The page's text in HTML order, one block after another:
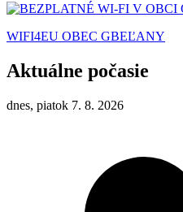
WIFI4EU OBEC GBEĽANY
Aktuálne počasie
dnes, piatok 7. 8. 2026